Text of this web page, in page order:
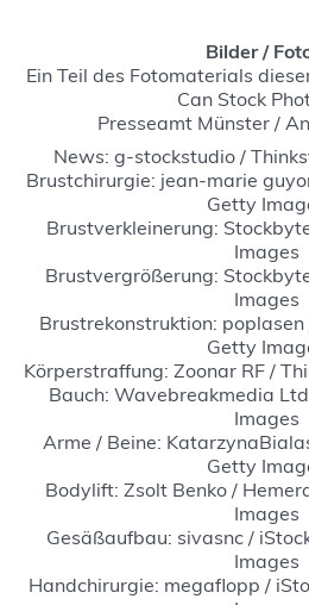
Bilder /
Ein Teil des Fotomaterials
Can Stock
Presseamt Münster /
News: g-stockstudio /
Brustchirurgie: jean-marie
Getty
Brustverkleinerung:
Images
Brustvergrößerung:
Images
Brustrekonstruktion:
Getty
Körperstraffung: Zoonar RF /
Bauch: Wavebreakmedia
Images
Arme / Beine:
Getty
Bodylift: Zsolt Benko /
Images
Gesäßaufbau: sivasnc /
Images
Handchirurgie: megaflopp /